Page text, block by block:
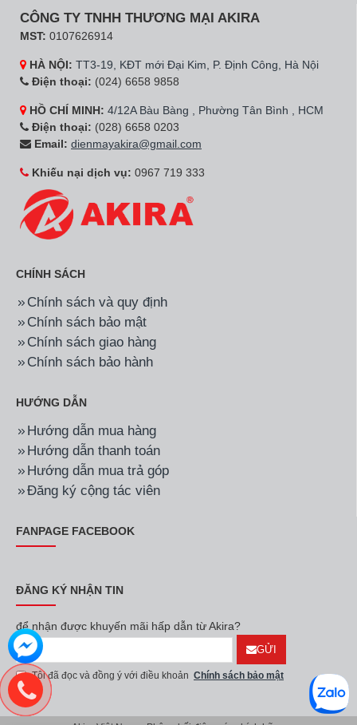
CÔNG TY TNHH THƯƠNG MẠI AKIRA
MST: 0107626914
HÀ NỘI: TT3-19, KĐT mới Đại Kim, P. Định Công, Hà Nội
Điện thoại: (024) 6658 9858
HỒ CHÍ MINH: 4/12A Bàu Bàng , Phường Tân Bình , HCM
Điện thoại: (028) 6658 0203
Email: dienmayakira@gmail.com
Khiếu nại dịch vụ: 0967 719 333
CHÍNH SÁCH
Chính sách và quy định
Chính sách bảo mật
Chính sách giao hàng
Chính sách bảo hành
HƯỚNG DẪN
Hướng dẫn mua hàng
Hướng dẫn thanh toán
Hướng dẫn mua trả góp
Đăng ký cộng tác viên
FANPAGE FACEBOOK
ĐĂNG KÝ NHẬN TIN
để nhận được khuyến mãi hấp dẫn từ Akira?
GỬI
Tôi đã đọc và đồng ý với điều khoản Chính sách bảo mật